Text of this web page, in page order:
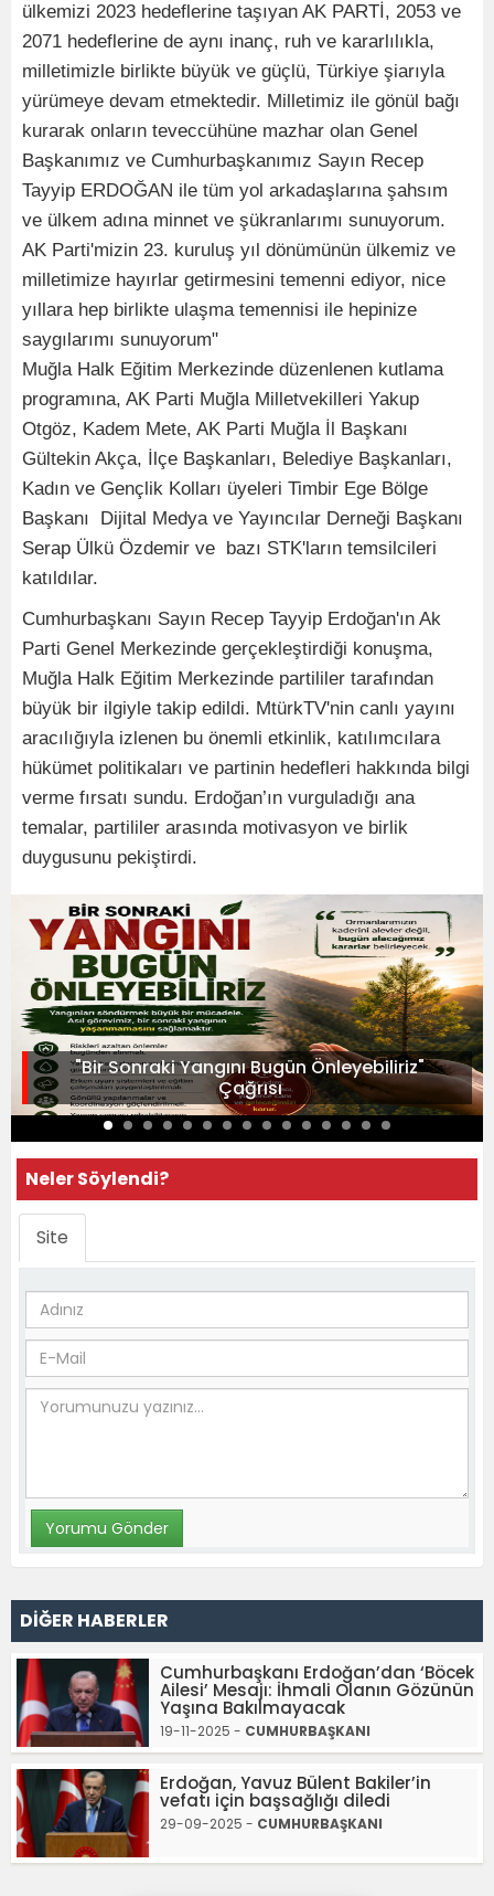
ülkemizi 2023 hedeflerine taşıyan AK PARTİ, 2053 ve
2071 hedeflerine de aynı inanç, ruh ve kararlılıkla,
milletimizle birlikte büyük ve güçlü, Türkiye şiarıyla
yürümeye devam etmektedir. Milletimiz ile gönül bağı
kurarak onların teveccühüne mazhar olan Genel
Başkanımız ve Cumhurbaşkanımız Sayın Recep
Tayyip ERDOĞAN ile tüm yol arkadaşlarına şahsım
ve ülkem adına minnet ve şükranlarımı sunuyorum.
AK Parti'mizin 23. kuruluş yıl dönümünün ülkemiz ve
milletimize hayırlar getirmesini temenni ediyor, nice
yıllara hep birlikte ulaşma temennisi ile hepinize
saygılarımı sunuyorum"
Muğla Halk Eğitim Merkezinde düzenlenen kutlama
programına, AK Parti Muğla Milletvekilleri Yakup
Otgöz, Kadem Mete, AK Parti Muğla İl Başkanı
Gültekin Akça, İlçe Başkanları, Belediye Başkanları,
Kadın ve Gençlik Kolları üyeleri Timbir Ege Bölge
Başkanı Dijital Medya ve Yayıncılar Derneği Başkanı
Serap Ülkü Özdemir ve bazı STK'ların temsilcileri
katıldılar.
Cumhurbaşkanı Sayın Recep Tayyip Erdoğan'ın Ak
Parti Genel Merkezinde gerçekleştirdiği konuşma,
Muğla Halk Eğitim Merkezinde partililer tarafından
büyük bir ilgiyle takip edildi. MtürkTV'nin canlı yayını
aracılığıyla izlenen bu önemli etkinlik, katılımcılara
hükümet politikaları ve partinin hedefleri hakkında bilgi
verme fırsatı sundu. Erdoğan’ın vurguladığı ana
temalar, partililer arasında motivasyon ve birlik
duygusunu pekiştirdi.
"Bir Sonraki Yangını Bugün Önleyebiliriz"
Çağrısı
Neler Söylendi?
Site
DİĞER HABERLER
Cumhurbaşkanı Erdoğan’dan ‘Böcek
Ailesi’ Mesajı: İhmali Olanın Gözünün
Yaşına Bakılmayacak
19-11-2025 - CUMHURBAŞKANI
Erdoğan, Yavuz Bülent Bakiler’in
vefatı için başsağlığı diledi
29-09-2025 - CUMHURBAŞKANI